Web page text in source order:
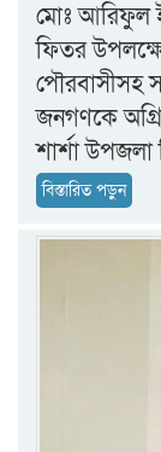
মোঃ আরিফুল
ফিতর
পৌরবাসীসহ
জনগণকে
শার্শা
বিস্তারিত পড়ুন